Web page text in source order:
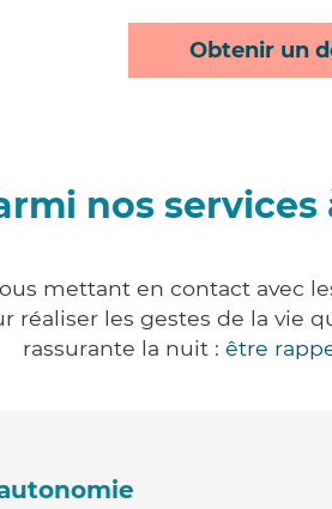
Obtenir un
nos
mettant en contact avec
réaliser les gestes de la
rassurante la nuit : être